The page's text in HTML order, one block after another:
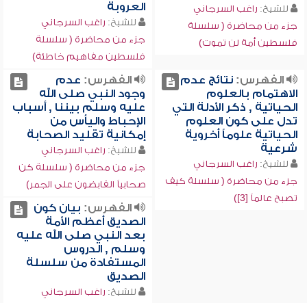
للشيخ: راغب السرجاني
جزء من محاضرة ( سلسلة
فلسطين أمة لن تموت)
العروبة
للشيخ: راغب السرجاني
جزء من محاضرة ( سلسلة
فلسطين مفاهيم خاطئة)
الفهرس:نتائج عدم
الاهتمام بالعلوم
الحياتية , ذكر الأدلة التي
تدل على كون العلوم
الحياتية علوماً أخروية
شرعية
للشيخ: راغب السرجاني
جزء من محاضرة ( سلسلة كيف
تصبح عالماً [3])
الفهرس: عدم
وجود النبي صلى الله
عليه وسلم بيننا , أسباب
الإحباط واليأس من
إمكانية تقليد الصحابة
للشيخ: راغب السرجاني
جزء من محاضرة ( سلسلة كن
صحابياً القابضون على الجمر)
الفهرس: بيان كون
الصديق أعظم الأمة
بعد النبي صلى الله عليه
وسلم , الدروس
المستفادة من سلسلة
الصديق
للشيخ: راغب السرجاني